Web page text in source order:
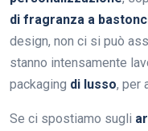
di fragranza a
design, non ci si può
stanno intensamente
packaging di lusso, per
Se ci spostiamo sugli